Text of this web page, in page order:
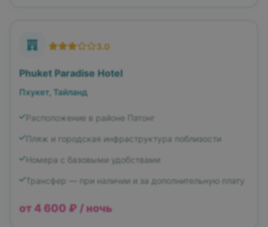
3.0
Phuket Paradise Hotel
Пхукет, Тайланд
Расположение в районе Патонг
Пляж и городская инфраструктура поблизости
Номера с базовыми удобствами
Трансфер — при наличии и за дополнительную плату
от 4 600 ₽ / ночь